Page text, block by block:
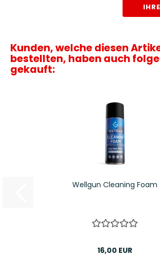
Kunden, welche diesen
bestellten, haben auch
gekauft:
Wellgun Cleaning Foam
16,00 EUR